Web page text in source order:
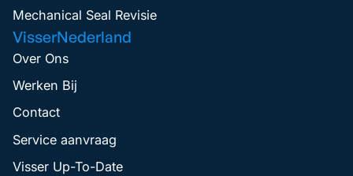
Mechanical Seal Revisie
VisserNederland
Over Ons
Werken Bij
Contact
Service aanvraag
Visser Up-To-Date